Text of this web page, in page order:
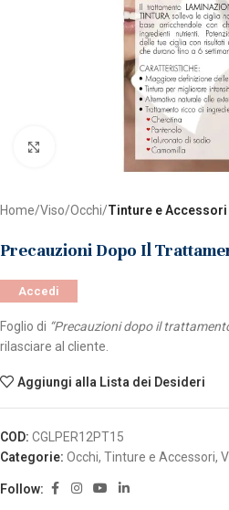
Clicca per ingrandire
Home Viso Occhi Tinture e Accessori
Precauzioni Dopo Il
Accedi
Foglio di “Precauzioni dopo il
rilasciare al cliente.
Aggiungi alla Lista dei Desideri
COD: CGLPER12PT15
Categorie: Occhi, Tinture e Accessori,
Follow: